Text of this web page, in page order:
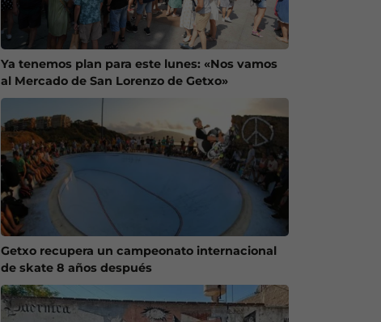
Ya tenemos plan para este lunes: «Nos vamos
al Mercado de San Lorenzo de Getxo»
Getxo recupera un campeonato internacional
de skate 8 años después